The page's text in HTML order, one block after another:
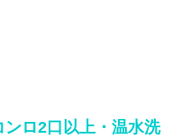
ロ2口以上・温水洗